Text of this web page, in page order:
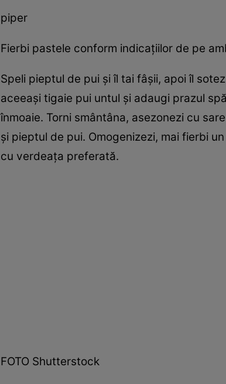
piper
Fierbi pastele conform indicaţiilor de pe
Speli pieptul de pui şi îl tai fâşii, apoi îl
aceeaşi tigaie pui untul şi adaugi prazul
înmoaie. Torni smântâna, asezonezi cu
şi pieptul de pui. Omogenizezi, mai fierbi
cu verdeaţa preferată.
FOTO Shutterstock